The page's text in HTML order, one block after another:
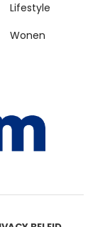
Lifestyle
Wonen